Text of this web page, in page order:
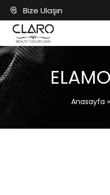
Bize Ulaşın
Anasayfa »